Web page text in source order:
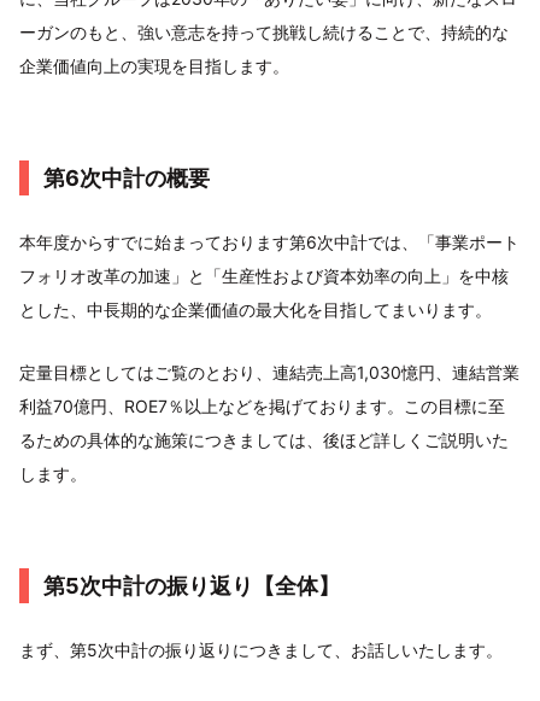
ーガンのもと、強い意志を持って挑戦し続けることで、持続的な
企業価値向上の実現を目指します。
第6次中計の概要
本年度からすでに始まっております第6次中計では、「事業ポート
フォリオ改革の加速」と「生産性および資本効率の向上」を中核
とした、中長期的な企業価値の最大化を目指してまいります。
定量目標としてはご覧のとおり、連結売上高1,030憶円、連結営業
利益70億円、ROE7％以上などを掲げております。この目標に至
るための具体的な施策につきましては、後ほど詳しくご説明いた
します。
第5次中計の振り返り【全体】
まず、第5次中計の振り返りにつきまして、お話しいたします。